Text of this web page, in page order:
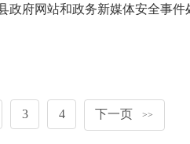
政府网站和政务新媒体安全事件
3 4 下一页 >>